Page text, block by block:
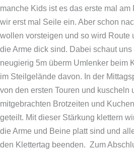
manche Kids ist es das erste mal
wir erst mal Seile ein. Aber schon
wollen vorsteigen und so wird Route
die Arme dick sind. Dabei schaut
neugierig 5m überm Umlenker beim
im Steilgelände davon. In der
von den ersten Touren und kuscheln
mitgebrachten Brotzeiten und
geteilt. Mit dieser Stärkung klettern
die Arme und Beine platt sind und
den Klettertag beenden. Zum